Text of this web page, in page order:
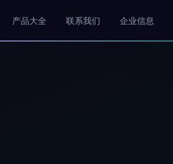
产品大全 联系我们 企业信息